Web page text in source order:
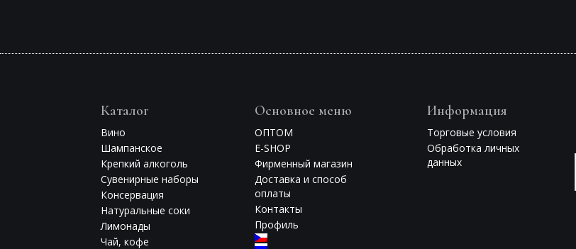
Каталог
Вино
Шампанское
Крепкий алкоголь
Сувенирные наборы
Консервация
Натуральные соки
Лимонады
Чай, кофе
Основное меню
ОПТОМ
E-SHOP
Фирменный магазин
Доставка и способ
оплаты
Контакты
Профиль
Информация
Торговые условия
Обработка личных
данных